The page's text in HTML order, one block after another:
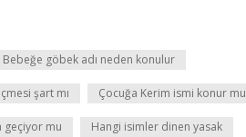
Bebeğe göbek adı neden konulur
şart mı Çocuğa Kerim ismi konur mu
geçiyor mu Hangi isimler dinen yasak